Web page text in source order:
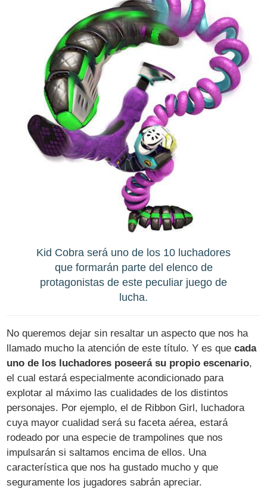
Kid Cobra será uno de los 10 luchadores
que formarán parte del elenco de
protagonistas de este peculiar juego de
lucha.
No queremos dejar sin resaltar un aspecto que nos ha
llamado mucho la atención de este título. Y es quecada
uno de los luchadores poseerá su propio escenario,
el cual estará especialmente acondicionado para
explotar al máximo las cualidades de los distintos
personajes. Por ejemplo, el de Ribbon Girl, luchadora
cuya mayor cualidad será su faceta aérea, estará
rodeado por una especie de trampolines que nos
impulsarán si saltamos encima de ellos. Una
característica que nos ha gustado mucho y que
seguramente los jugadores sabrán apreciar.